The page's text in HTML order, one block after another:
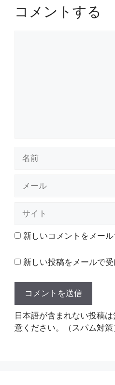
コメントする
ト 新しいコメントをメー
新しい投稿をメールで受
日本語が含まれない投稿
意ください。（スパム対策